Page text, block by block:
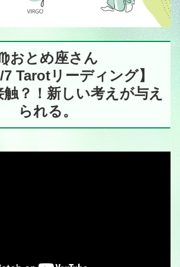
おとめ座さん
7 Tarotリーディング】
？！新しい考えが与え
られる。